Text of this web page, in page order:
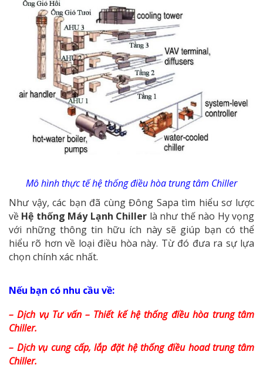
Mô hình thực tế hệ thống điều hòa trung tâm Chiller
Như vậy, các bạn đã cùng Đông Sapa tìm hiểu sơ lược
về Hệ thống Máy Lạnh Chiller là như thế nào Hy vọng
với những thông tin hữu ích này sẽ giúp bạn có thể
hiểu rõ hơn về loại điều hòa này. Từ đó đưa ra sự lựa
chọn chính xác nhất.
Nếu bạn có nhu cầu về:
– Dịch vụ Tư vấn – Thiết kế hệ thống điều hòa trung tâm
Chiller.
– Dịch vụ cung cấp, lắp đặt hệ thống điều hoad trung tâm
Chiller.